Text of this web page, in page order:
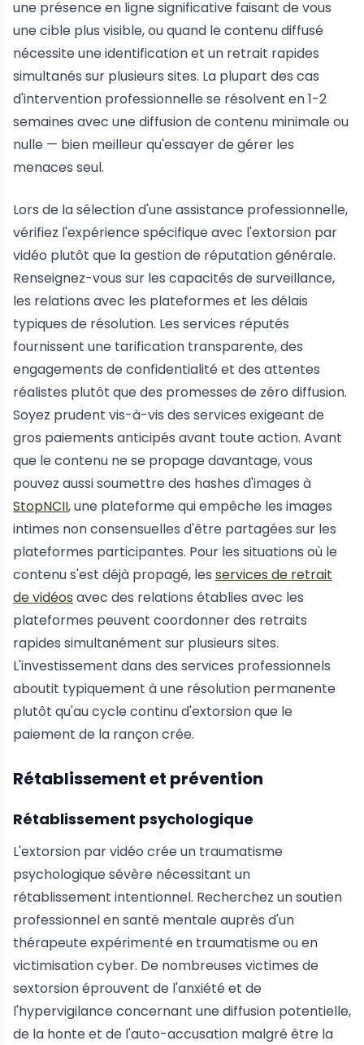
une présence en ligne significative faisant de vous
une cible plus visible, ou quand le contenu diffusé
nécessite une identification et un retrait rapides
simultanés sur plusieurs sites. La plupart des cas
d'intervention professionnelle se résolvent en 1-2
semaines avec une diffusion de contenu minimale ou
nulle — bien meilleur qu'essayer de gérer les
menaces seul.
Lors de la sélection d'une assistance professionnelle,
vérifiez l'expérience spécifique avec l'extorsion par
vidéo plutôt que la gestion de réputation générale.
Renseignez-vous sur les capacités de surveillance,
les relations avec les plateformes et les délais
typiques de résolution. Les services réputés
fournissent une tarification transparente, des
engagements de confidentialité et des attentes
réalistes plutôt que des promesses de zéro diffusion.
Soyez prudent vis-à-vis des services exigeant de
gros paiements anticipés avant toute action. Avant
que le contenu ne se propage davantage, vous
pouvez aussi soumettre des hashes d'images à
StopNCII, une plateforme qui empêche les images
intimes non consensuelles d'être partagées sur les
plateformes participantes. Pour les situations où le
contenu s'est déjà propagé, les services de retrait
de vidéos avec des relations établies avec les
plateformes peuvent coordonner des retraits
rapides simultanément sur plusieurs sites.
L'investissement dans des services professionnels
aboutit typiquement à une résolution permanente
plutôt qu'au cycle continu d'extorsion que le
paiement de la rançon crée.
Rétablissement et prévention
Rétablissement psychologique
L'extorsion par vidéo crée un traumatisme
psychologique sévère nécessitant un
rétablissement intentionnel. Recherchez un soutien
professionnel en santé mentale auprès d'un
thérapeute expérimenté en traumatisme ou en
victimisation cyber. De nombreuses victimes de
sextorsion éprouvent de l'anxiété et de
l'hypervigilance concernant une diffusion potentielle,
de la honte et de l'auto-accusation malgré être la